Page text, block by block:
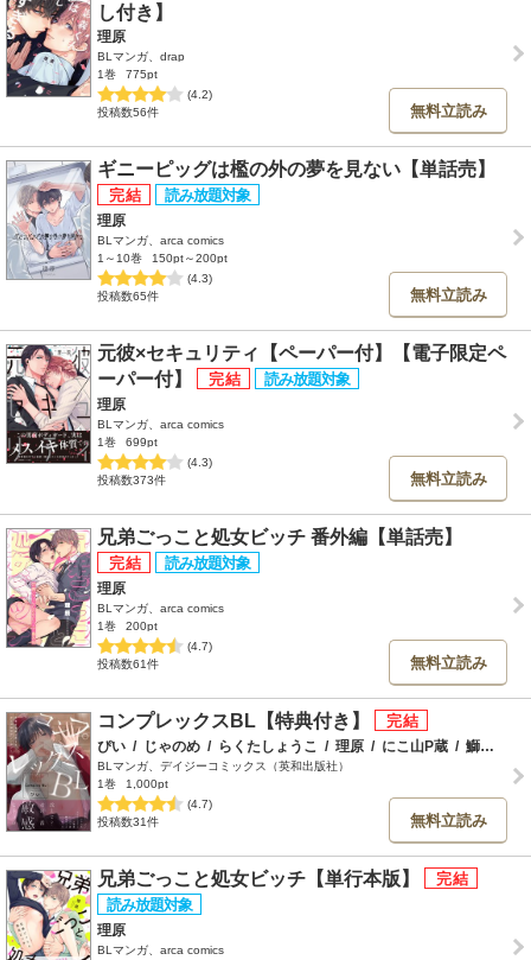
し付き】
理原
BLマンガ、drap
1巻
775pt
(4.2)
投稿数56件
無料立読み
ギニーピッグは檻の外の夢を見ない【単話売】
理原
BLマンガ、arca comics
1～10巻
150pt～200pt
(4.3)
投稿数65件
無料立読み
元彼×セキュリティ【ペーパー付】【電子限定ペ
ーパー付】
理原
BLマンガ、arca comics
1巻
699pt
(4.3)
投稿数373件
無料立読み
兄弟ごっこと処女ビッチ 番外編【単話売】
理原
BLマンガ、arca comics
1巻
200pt
(4.7)
投稿数61件
無料立読み
コンプレックスBL【特典付き】
ぴい / じゃのめ / らくたしょうこ / 理原 / にこ山P蔵 / 鰤尾みちる
BLマンガ、デイジーコミックス（英和出版社）
1巻
1,000pt
(4.7)
投稿数31件
無料立読み
兄弟ごっこと処女ビッチ【単行本版】
理原
BLマンガ、arca comics